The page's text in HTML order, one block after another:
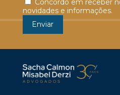
Concordo em receber
novidades e informações.